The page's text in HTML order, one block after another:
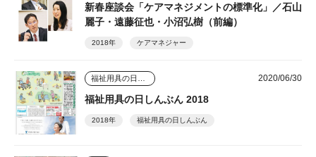
新春座談会「ケアマネジメントの標準化」／石山
麗子・遠藤征也・小沼弘樹（前編）
2018年 ケアマネジャー
2020/06/30
福祉用具の日しんぶん 2018
2018年 福祉用具の日しんぶん